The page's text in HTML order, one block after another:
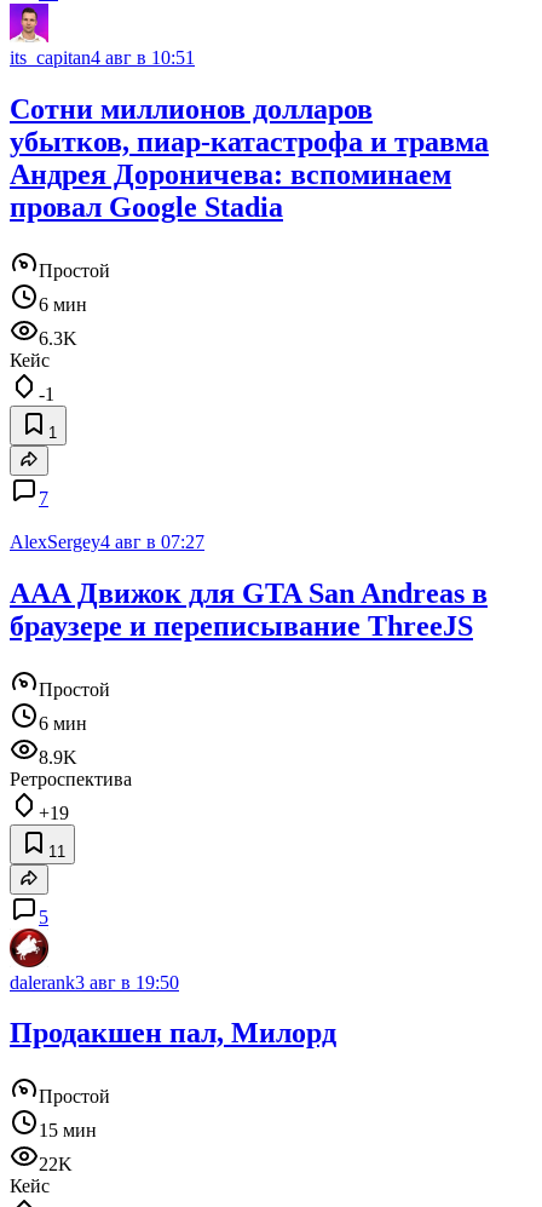
its_capitan4 авг в 10:51
Сотни миллионов долларов
убытков, пиар-катастрофа и травма
Андрея Дороничева: вспоминаем
провал Google Stadia
Простой
6 мин
6.3K
Кейс
-1
1
7
AlexSergey4 авг в 07:27
AAA Движок для GTA San Andreas в
браузере и переписывание ThreeJS
Простой
6 мин
8.9K
Ретроспектива
+19
11
5
dalerank3 авг в 19:50
Продакшен пал, Милорд
Простой
15 мин
22K
Кейс